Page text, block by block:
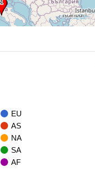
EU
AS
NA
SA
AF